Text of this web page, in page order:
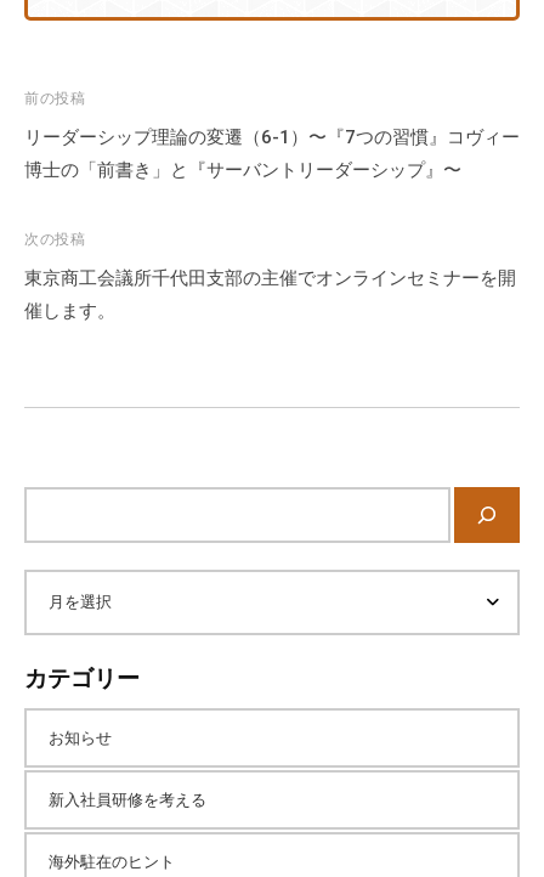
投
稿
ナ
ゲ
ー
シ
前の投稿
リーダーシップ理論の変遷（6-1）〜『7つの習慣』コヴィー
博士の「前書き」と『サーバントリーダーシップ』〜
次の投稿
東京商工会議所千代田支部の主催でオンラインセミナーを開
催します。
索
ー
カテゴリー
お知らせ
新入社員研修を考える
海外駐在のヒント